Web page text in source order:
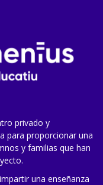
privado y
para proporcionar una
y familias que han
una enseñanza